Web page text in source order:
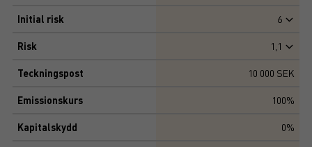
Initial risk 6
Risk 1,1
Teckningspost 10 000 SEK
Emissionskurs 100%
Kapitalskydd 0%